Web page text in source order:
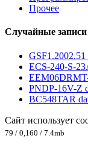
Прочее
Случайные записи
GSF1.2002.51
ECS-240-S-
PNDP-16V-Z
BC548TAR
Сайт использует
79 / 0,160 / 7.4mb